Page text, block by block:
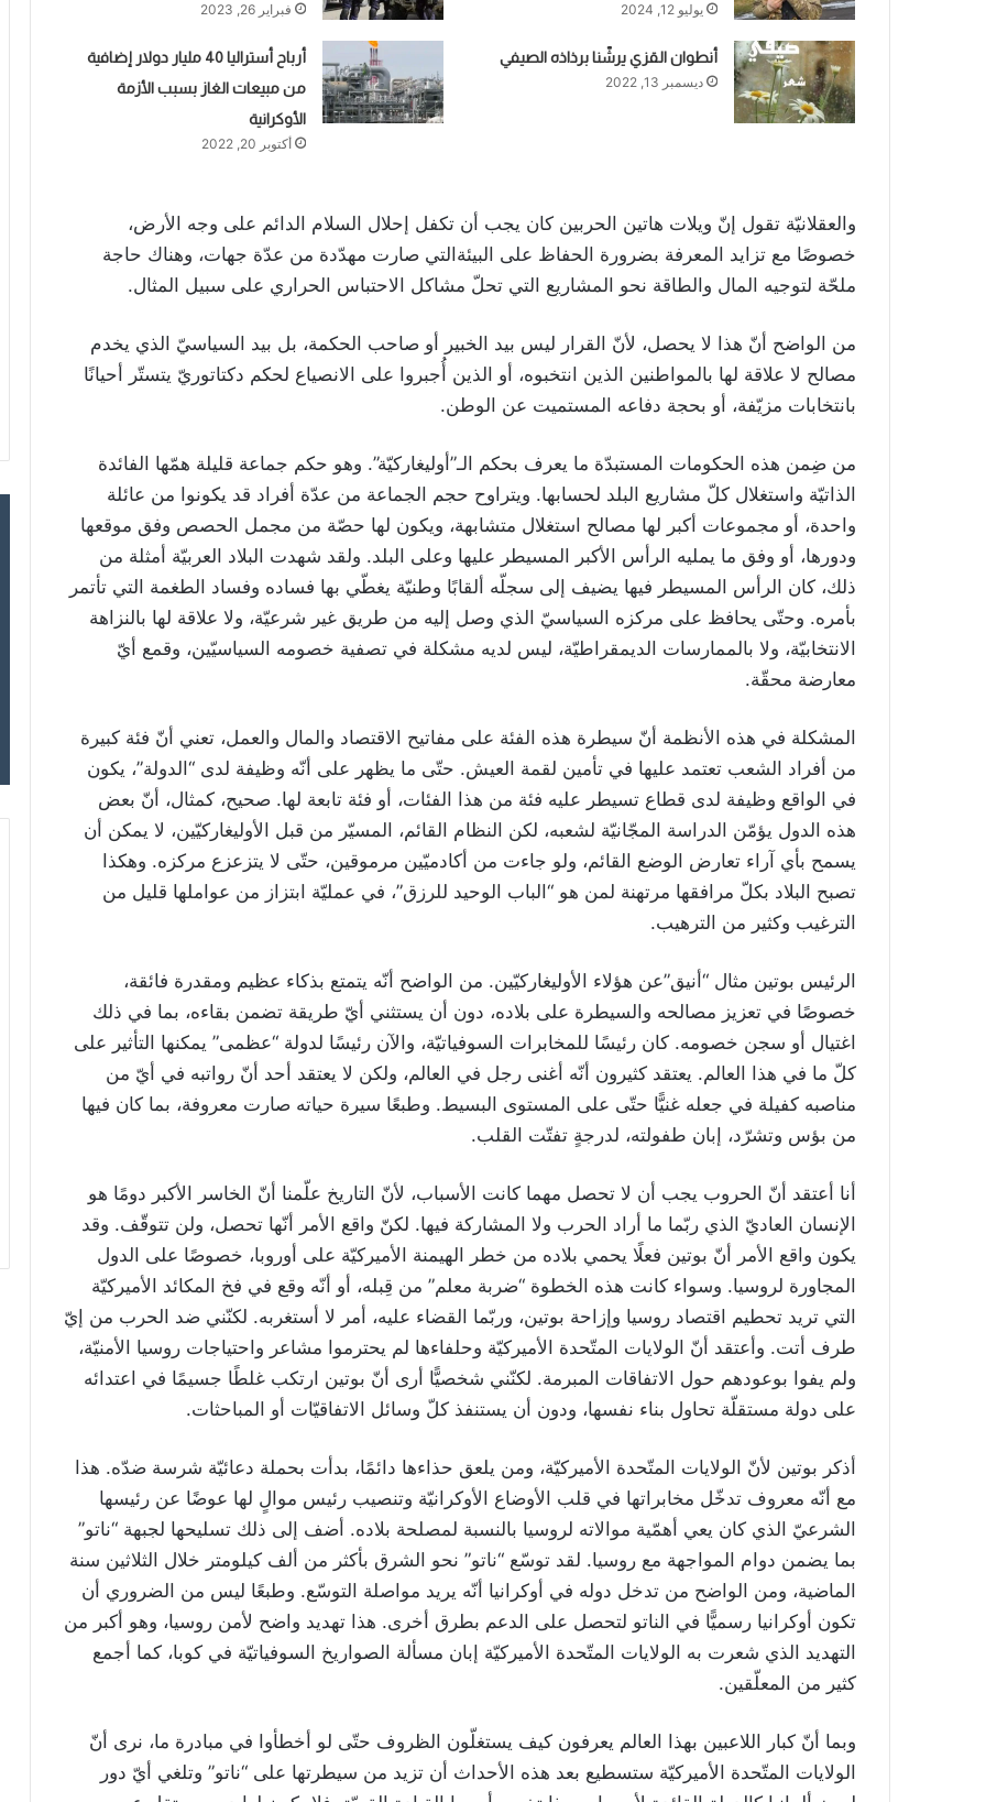
يوليو 12, 2024 فبراير 26, 2023
أنطوان القزي يرشّنا برذاذه الصيفي
ديسمبر 13, 2022
أرباح أستراليا 40 مليار دولار إضافية
من مبيعات الغاز بسبب الأزمة
الأوكرانية
أكتوبر 20, 2022
والعقلانيّة تقول إنّ ويلات هاتين الحربين كان يجب أن تكفل إحلال السلام الدائم على وجه الأرض،
خصوصًا مع تزايد المعرفة بضرورة الحفاظ على البيئةالتي صارت مهدّدة من عدّة جهات، وهناك حاجة
ملحّة لتوجيه المال والطاقة نحو المشاريع التي تحلّ مشاكل الاحتباس الحراري على سبيل المثال.
من الواضح أنّ هذا لا يحصل، لأنّ القرار ليس بيد الخبير أو صاحب الحكمة، بل بيد السياسيّ الذي يخدم
مصالح لا علاقة لها بالمواطنين الذين انتخبوه، أو الذين أُجبروا على الانصياع لحكم دكتاتوريّ يتستّر أحيانًا
بانتخابات مزيّفة، أو بحجة دفاعه المستميت عن الوطن.
من ضِمن هذه الحكومات المستبدّة ما يعرف بحكم الـ”أوليغاركيّة”. وهو حكم جماعة قليلة همّها الفائدة
الذاتيّة واستغلال كلّ مشاريع البلد لحسابها. ويتراوح حجم الجماعة من عدّة أفراد قد يكونوا من عائلة
واحدة، أو مجموعات أكبر لها مصالح استغلال متشابهة، ويكون لها حصّة من مجمل الحصص وفق موقعها
ودورها، أو وفق ما يمليه الرأس الأكبر المسيطر عليها وعلى البلد. ولقد شهدت البلاد العربيّة أمثلة من
ذلك، كان الرأس المسيطر فيها يضيف إلى سجلّه ألقابًا وطنيّة يغطّي بها فساده وفساد الطغمة التي تأتمر
بأمره. وحتّى يحافظ على مركزه السياسيّ الذي وصل إليه من طريق غير شرعيّة، ولا علاقة لها بالنزاهة
الانتخابيّة، ولا بالممارسات الديمقراطيّة، ليس لديه مشكلة في تصفية خصومه السياسيّين، وقمع أيّ
معارضة محقّة.
المشكلة في هذه الأنظمة أنّ سيطرة هذه الفئة على مفاتيح الاقتصاد والمال والعمل، تعني أنّ فئة كبيرة
من أفراد الشعب تعتمد عليها في تأمين لقمة العيش. حتّى ما يظهر على أنّه وظيفة لدى “الدولة”، يكون
في الواقع وظيفة لدى قطاع تسيطر عليه فئة من هذا الفئات، أو فئة تابعة لها. صحيح، كمثال، أنّ بعض
هذه الدول يؤمّن الدراسة المجّانيّة لشعبه، لكن النظام القائم، المسيّر من قبل الأوليغاركيّين، لا يمكن أن
يسمح بأي آراء تعارض الوضع القائم، ولو جاءت من أكادميّين مرموقين، حتّى لا يتزعزع مركزه. وهكذا
تصبح البلاد بكلّ مرافقها مرتهنة لمن هو “الباب الوحيد للرزق”، في عمليّة ابتزاز من عواملها قليل من
الترغيب وكثير من الترهيب.
الرئيس بوتين مثال “أنيق”عن هؤلاء الأوليغاركيّين. من الواضح أنّه يتمتع بذكاء عظيم ومقدرة فائقة،
خصوصًا في تعزيز مصالحه والسيطرة على بلاده، دون أن يستثني أيّ طريقة تضمن بقاءه، بما في ذلك
اغتيال أو سجن خصومه. كان رئيسًا للمخابرات السوفياتيّة، والآن رئيسًا لدولة “عظمى” يمكنها التأثير على
كلّ ما في هذا العالم. يعتقد كثيرون أنّه أغنى رجل في العالم، ولكن لا يعتقد أحد أنّ رواتبه في أيّ من
مناصبه كفيلة في جعله غنيًّا حتّى على المستوى البسيط. وطبعًا سيرة حياته صارت معروفة، بما كان فيها
من بؤس وتشرّد، إبان طفولته، لدرجةٍ تفتّت القلب.
أنا أعتقد أنّ الحروب يجب أن لا تحصل مهما كانت الأسباب، لأنّ التاريخ علّمنا أنّ الخاسر الأكبر دومًا هو
الإنسان العاديّ الذي ربّما ما أراد الحرب ولا المشاركة فيها. لكنّ واقع الأمر أنّها تحصل، ولن تتوقّف. وقد
يكون واقع الأمر أنّ بوتين فعلًا يحمي بلاده من خطر الهيمنة الأميركيّة على أوروبا، خصوصًا على الدول
المجاورة لروسيا. وسواء كانت هذه الخطوة “ضربة معلم” من قِبله، أو أنّه وقع في فخ المكائد الأميركيّة
التي تريد تحطيم اقتصاد روسيا وإزاحة بوتين، وربّما القضاء عليه، أمر لا أستغربه. لكنّني ضد الحرب من إيّ
طرف أتت. وأعتقد أنّ الولايات المتّحدة الأميركيّة وحلفاءها لم يحترموا مشاعر واحتياجات روسيا الأمنيّة،
ولم يفوا بوعودهم حول الاتفاقات المبرمة. لكنّني شخصيًّا أرى أنّ بوتين ارتكب غلطًا جسيمًا في اعتدائه
على دولة مستقلّة تحاول بناء نفسها، ودون أن يستنفذ كلّ وسائل الاتفاقيّات أو المباحثات.
أذكر بوتين لأنّ الولايات المتّحدة الأميركيّة، ومن يلعق حذاءها دائمًا، بدأت بحملة دعائيّة شرسة ضدّه. هذا
مع أنّه معروف تدخّل مخابراتها في قلب الأوضاع الأوكرانيّة وتنصيب رئيس موالٍ لها عوضًا عن رئيسها
الشرعيّ الذي كان يعي أهمّية موالاته لروسيا بالنسبة لمصلحة بلاده. أضف إلى ذلك تسليحها لجبهة “ناتو”
بما يضمن دوام المواجهة مع روسيا. لقد توسّع “ناتو” نحو الشرق بأكثر من ألف كيلومتر خلال الثلاثين سنة
الماضية، ومن الواضح من تدخل دوله في أوكرانيا أنّه يريد مواصلة التوسّع. وطبعًا ليس من الضروري أن
تكون أوكرانيا رسميًّا في الناتو لتحصل على الدعم بطرق أخرى. هذا تهديد واضح لأمن روسيا، وهو أكبر من
التهديد الذي شعرت به الولايات المتّحدة الأميركيّة إبان مسألة الصواريخ السوفياتيّة في كوبا، كما أجمع
كثير من المعلّقين.
وبما أنّ كبار اللاعبين بهذا العالم يعرفون كيف يستغلّون الظروف حتّى لو أخطأوا في مبادرة ما، نرى أنّ
الولايات المتّحدة الأميركيّة ستسطيع بعد هذه الأحداث أن تزيد من سيطرتها على “ناتو” وتلغي أيّ دور